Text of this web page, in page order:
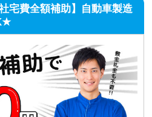
宅費全額補助】自動車製造